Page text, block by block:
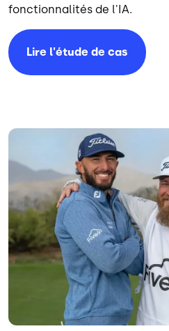
fonctionnalités de l'IA.
Lire l'étude de cas
Image